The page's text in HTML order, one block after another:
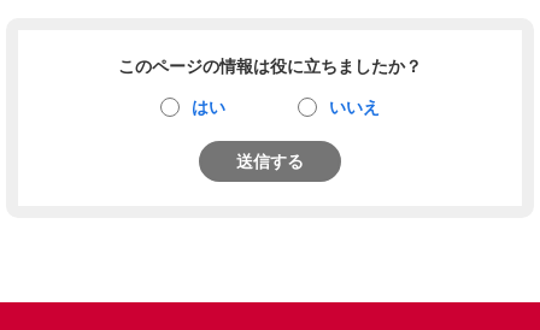
このページの情報は役に立ちましたか？
はい いいえ
送信する